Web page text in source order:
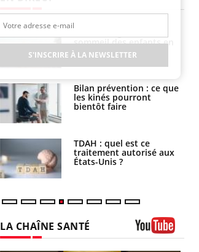
sommeil des enfants en
vacances ?
Bilan prévention : ce que
les kinés pourront
bientôt faire
TDAH : quel est ce
traitement autorisé aux
États-Unis ?
LA CHAÎNE SANTÉ
S'INSCRIRE À LA NEWSLETTER